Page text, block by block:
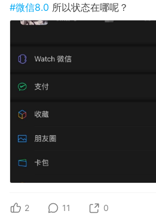
#微信8.0 所以状态在哪呢？
2 11 0